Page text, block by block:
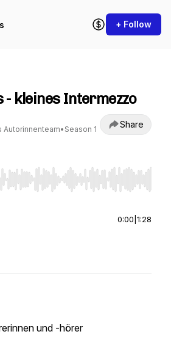
+ Follow
- kleines Intermezzo
Autorinnenteam• Season 1 Share
Right to seek, Home/End to jump to
0:00 1:28
und -hörer